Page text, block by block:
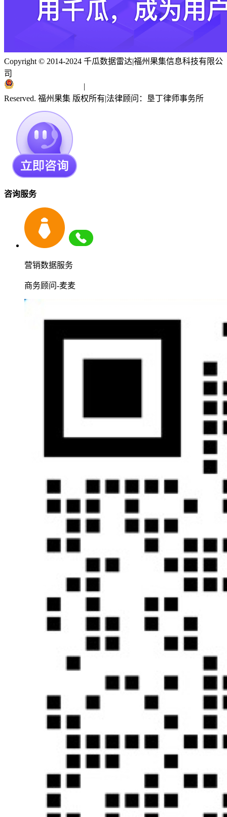
Copyright © 2014-2024 千瓜数据雷达|福州果集信息科技有限公
司
|
Reserved. 福州果集 版权所有|法律顾问：垦丁律师事务所
咨询服务
营销数据服务
商务顾问-麦麦